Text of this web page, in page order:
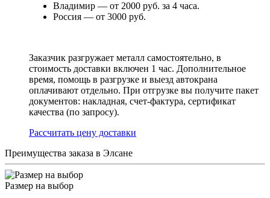
Владимир — от 2000 руб. за 4 часа.
Россия — от 3000 руб.
Заказчик разгружает металл самостоятельно, в
стоимость доставки включен 1 час. Дополнительное
время, помощь в разгрузке и выезд автокрана
оплачивают отдельно. При отгрузке вы получите пакет
документов: накладная, счет-фактура, сертификат
качества (по запросу).
Раcсчитать цену доставки
Преимущества заказа в Элсане
Размер на выбор